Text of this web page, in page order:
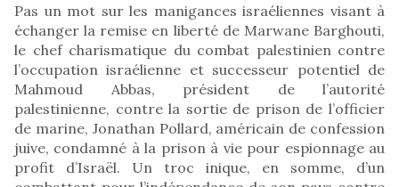
Pas un mot sur les manigances israéliennes visant à
échanger la remise en liberté de Marwane Barghouti,
le chef charismatique du combat palestinien contre
l’occupation israélienne et successeur potentiel de
Mahmoud Abbas, président de l’autorité
palestinienne, contre la sortie de prison de l’officier
de marine, Jonathan Pollard, américain de confession
juive, condamné à la prison à vie pour espionnage au
profit d’Israël. Un troc inique, en somme, d’un